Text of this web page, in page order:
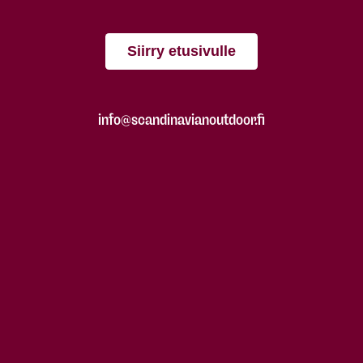
Siirry etusivulle
info@scandinavianoutdoor.fi